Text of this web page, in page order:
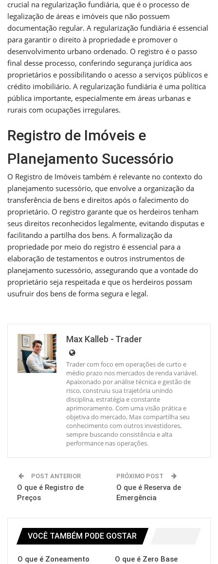
crucial na regularização fundiária, que é o processo de
legalização de áreas e imóveis que não possuem
documentação regular. A regularização fundiária é essencial
para garantir o direito à propriedade e promover o
desenvolvimento urbano ordenado. O registro é o passo
final desse processo, conferindo segurança jurídica aos
proprietários e possibilitando o acesso a serviços públicos e
crédito imobiliário. A regularização fundiária é uma política
pública importante, especialmente em áreas urbanas e
rurais com ocupações irregulares.
Registro de Imóveis e
Planejamento Sucessório
O Registro de Imóveis também é relevante no contexto do
planejamento sucessório, que envolve a organização da
transferência de bens e direitos após o falecimento do
proprietário. O registro garante que os herdeiros tenham
seus direitos reconhecidos legalmente, evitando disputas e
facilitando a partilha dos bens. A formalização da
propriedade por meio do registro é essencial para a
elaboração de testamentos e outros instrumentos de
planejamento sucessório, assegurando que a vontade do
proprietário seja respeitada e que os herdeiros possam
usufruir dos bens de forma segura e legal.
Max Kalleb - Trader
Trader com foco em operações de curto e
médio prazo nos mercados de renda variável.
Apaixonado por análise técnica e gestão de
risco, construiu sua trajetória unindo
disciplina, estratégia e constante
aprimoramento. Com uma visão prática e
objetiva do mercado, Max compartilha seu
conhecimento com outros investidores,
sempre buscando consistência e alta
performance nas operações.
POST ANTERIOR
O que é Registro de
Preços
PRÓXIMO POST
O que é Reserva de
Emergência
VOCÊ TAMBÉM PODE GOSTAR
O que é Zoneamento
O que é Zero Base